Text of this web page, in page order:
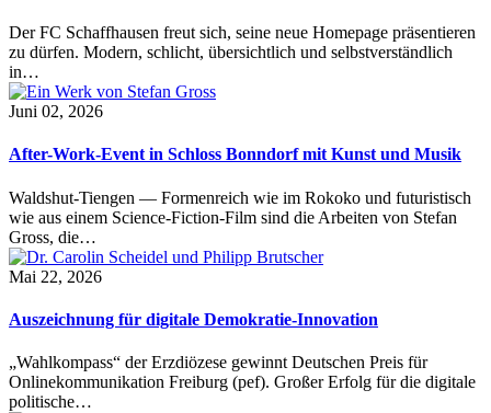
Der FC Schaffhausen freut sich, seine neue Homepage präsentieren
zu dürfen. Modern, schlicht, übersichtlich und selbstverständlich
in…
Juni 02, 2026
After-Work-Event in Schloss Bonndorf mit Kunst und Musik
Waldshut-Tiengen — Formenreich wie im Rokoko und futuristisch
wie aus einem Science-Fiction-Film sind die Arbeiten von Stefan
Gross, die…
Mai 22, 2026
Auszeichnung für digitale Demokratie-Innovation
„Wahlkompass“ der Erzdiözese gewinnt Deutschen Preis für
Onlinekommunikation Freiburg (pef). Großer Erfolg für die digitale
politische…